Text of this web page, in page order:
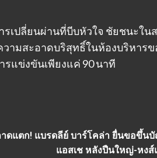
เปลี่ยนผ่านที่บีบหัวใจ ชัยชนะใน
มสะอาดบริสุทธิ์ในห้องบริหารข
แข่งขันเพียงแค่ 90 นาที
ดแตก! แบรดลีย์ บาร์โคล่า ยื่นขอขึ้น
แอสเช หลังปืนใหญ่-หงส์